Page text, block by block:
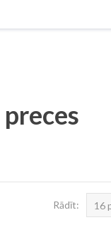
Rādīt: